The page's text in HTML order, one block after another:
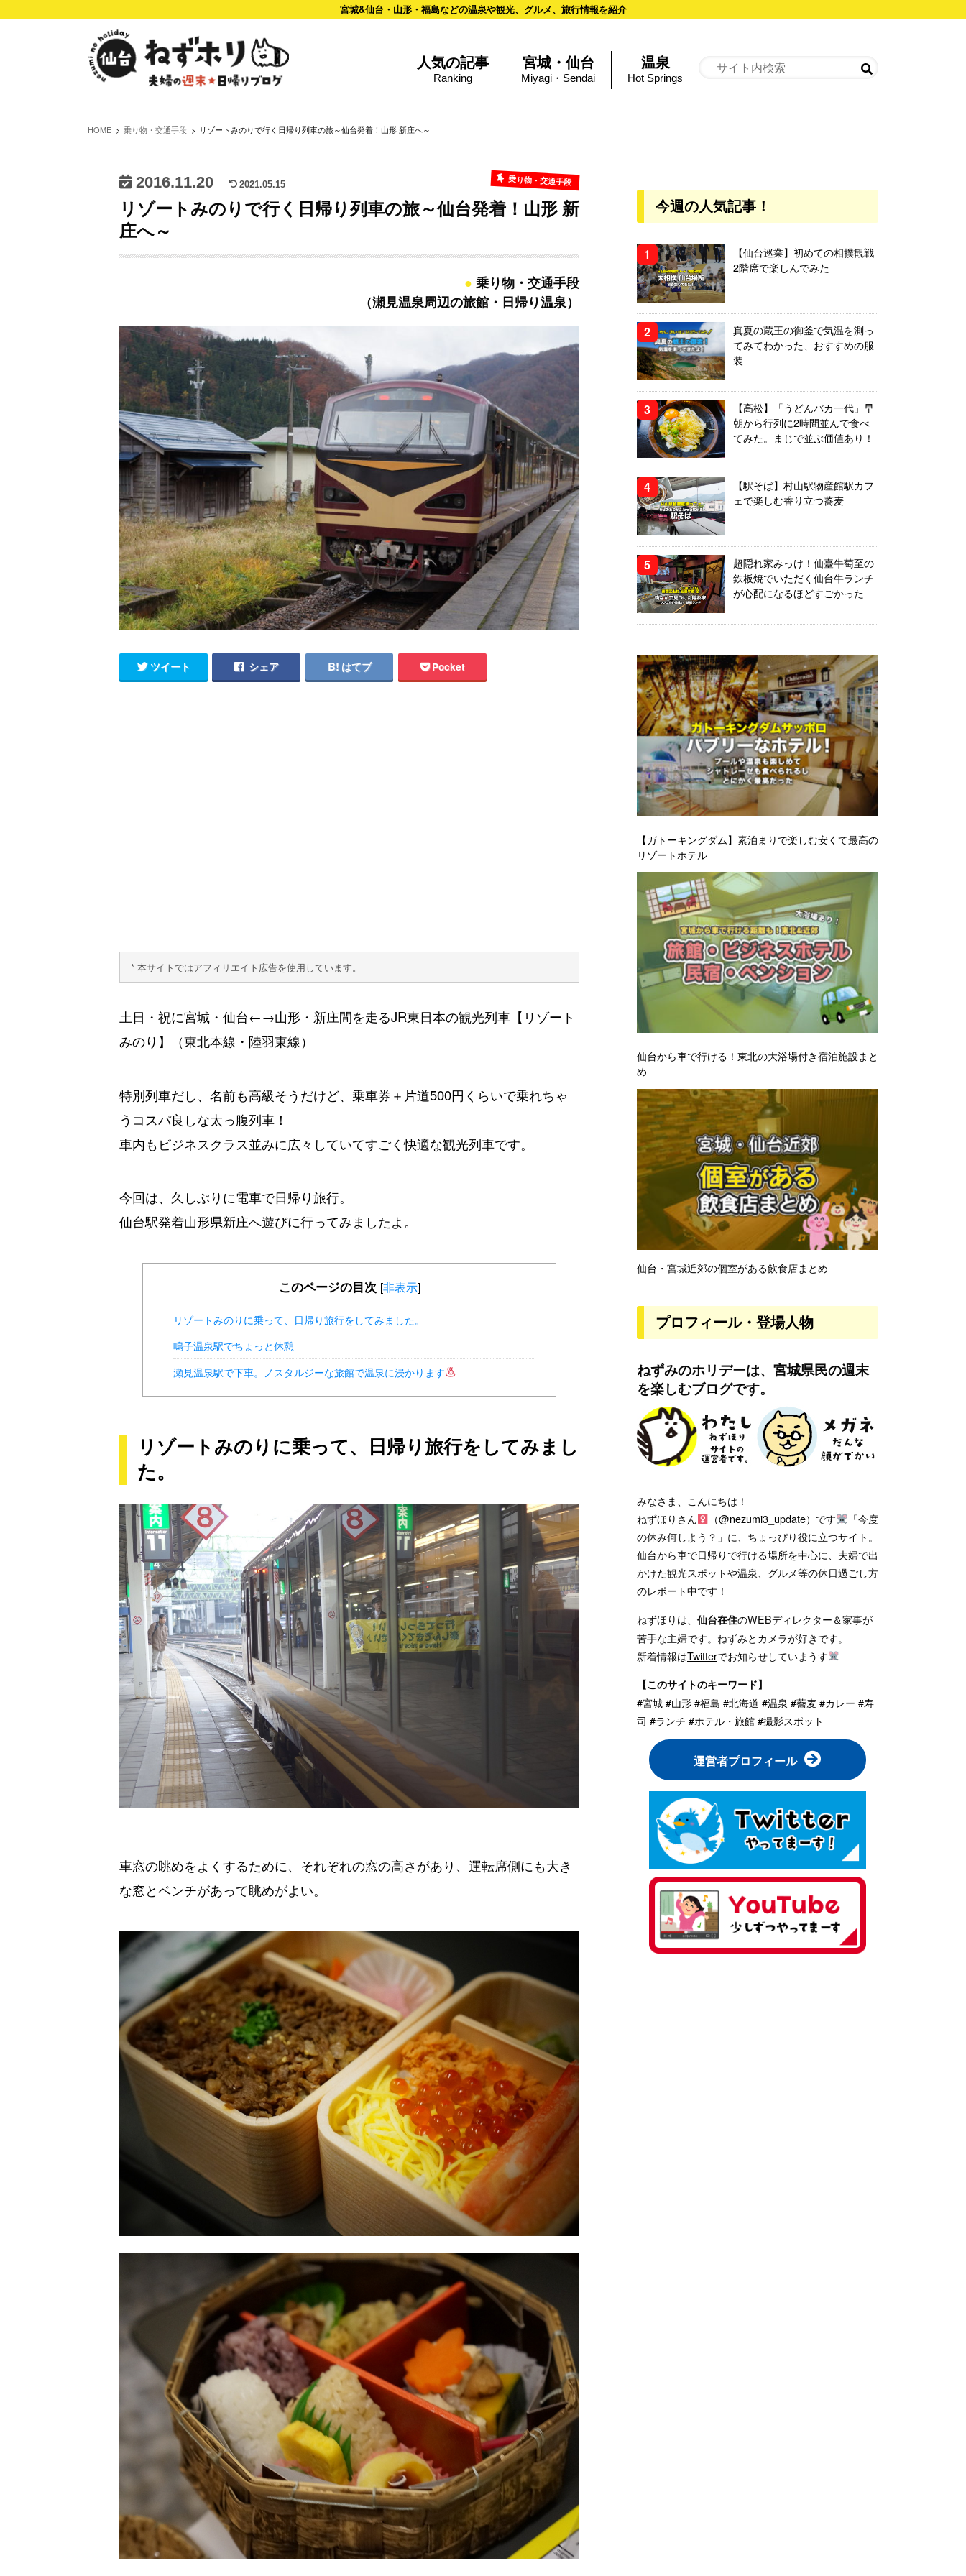
宮城&仙台・山形・福島などの温泉や観光、グルメ、旅行情報を紹介
人気の記事
Ranking
宮城・仙台
Miyagi・Sendai
温泉
Hot Springs
HOME 乗り物・交通手段 リゾートみのりで行く日帰り列車の旅～仙台発着！山形 新庄へ～
2016.11.20 2021.05.15 乗り物・交通手段
リゾートみのりで行く日帰り列車の旅～仙台発着！山形 新
庄へ～
乗り物・交通手段
（瀬見温泉周辺の旅館・日帰り温泉）
ツイート シェア はてブ Pocket
* 本サイトではアフィリエイト広告を使用しています。
土日・祝に宮城・仙台←→山形・新庄間を走るJR東日本の観光列車【リゾート
みのり】（東北本線・陸羽東線）
特別列車だし、名前も高級そうだけど、乗車券＋片道500円くらいで乗れちゃ
うコスパ良しな太っ腹列車！
車内もビジネスクラス並みに広々していてすごく快適な観光列車です。
今回は、久しぶりに電車で日帰り旅行。
仙台駅発着山形県新庄へ遊びに行ってみましたよ。
このページの目次 [非表示]
リゾートみのりに乗って、日帰り旅行をしてみました。
鳴子温泉駅でちょっと休憩
瀬見温泉駅で下車。ノスタルジーな旅館で温泉に浸かります
リゾートみのりに乗って、日帰り旅行をしてみまし
た。
車窓の眺めをよくするために、それぞれの窓の高さがあり、運転席側にも大き
な窓とベンチがあって眺めがよい。
今週の人気記事！
【仙台巡業】初めての相撲観戦
2階席で楽しんでみた
真夏の蔵王の御釜で気温を測っ
てみてわかった、おすすめの服
装
【高松】「うどんバカ一代」早
朝から行列に2時間並んで食べ
てみた。まじで並ぶ価値あり！
【駅そば】村山駅物産館駅カフ
ェで楽しむ香り立つ蕎麦
超隠れ家みっけ！仙臺牛萄至の
鉄板焼でいただく仙台牛ランチ
が心配になるほどすごかった
【ガトーキングダム】素泊まりで楽しむ安くて最高の
リゾートホテル
仙台から車で行ける！東北の大浴場付き宿泊施設まと
め
仙台・宮城近郊の個室がある飲食店まとめ
プロフィール・登場人物
ねずみのホリデーは、宮城県民の週末
を楽しむブログです。
みなさま、こんにちは！
ねずほりさん
（@nezumi3_update）です
「今度
の休み何しよう？」に、ちょっぴり役に立つサイト。
仙台から車で日帰りで行ける場所を中心に、夫婦で出
かけた観光スポットや温泉、グルメ等の休日過ごし方
のレポート中です！
ねずほりは、 仙台在住のWEBディレクター＆家事が
苦手な主婦です。ねずみとカメラが好きです。
新着情報はTwitterでお知らせしていまうす
【このサイトのキーワード】
#宮城#山形#福島 #北海道 #温泉 #蕎麦#カレー #寿
司 #ランチ #ホテル・旅館#撮影スポット
運営者プロフィール